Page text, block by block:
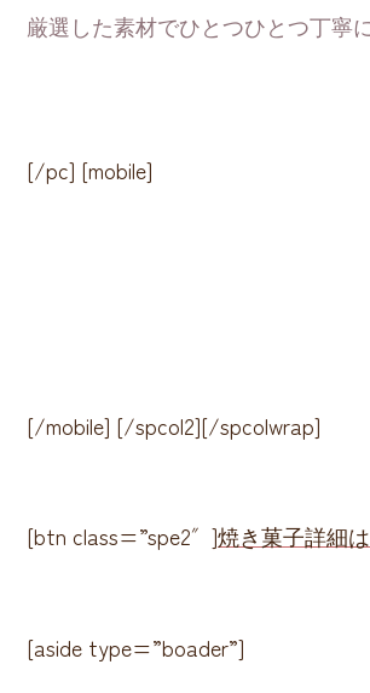
厳選した素材でひとつひとつ丁寧
[/pc] [mobile]
[/mobile] [/spcol2][/spcolwrap]
[btn class=”spe2″]焼き菓子詳細
[aside type=”boader”]